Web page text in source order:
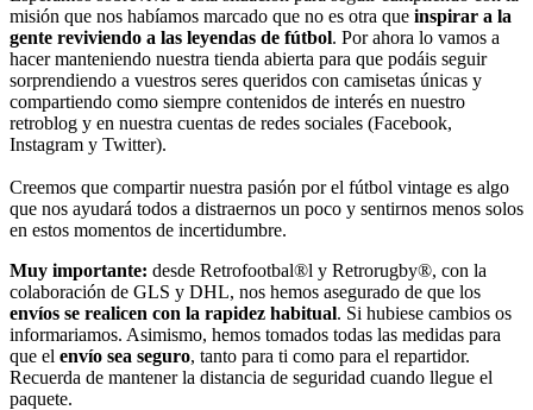
misión que nos habíamos marcado que no es otra que inspirar a la
gente reviviendo a las leyendas de fútbol. Por ahora lo vamos a
hacer manteniendo nuestra tienda abierta para que podáis seguir
sorprendiendo a vuestros seres queridos con camisetas únicas y
compartiendo como siempre contenidos de interés en nuestro
retroblog y en nuestra cuentas de redes sociales (Facebook,
Instagram y Twitter).
Creemos que compartir nuestra pasión por el fútbol vintage es algo
que nos ayudará todos a distraernos un poco y sentirnos menos solos
en estos momentos de incertidumbre.
Muy importante: desde Retrofootbal®l y Retrorugby®, con la
colaboración de GLS y DHL, nos hemos asegurado de que los
envíos se realicen con la rapidez habitual. Si hubiese cambios os
informariamos. Asimismo, hemos tomados todas las medidas para
que el envío sea seguro, tanto para ti como para el repartidor.
Recuerda de mantener la distancia de seguridad cuando llegue el
paquete.